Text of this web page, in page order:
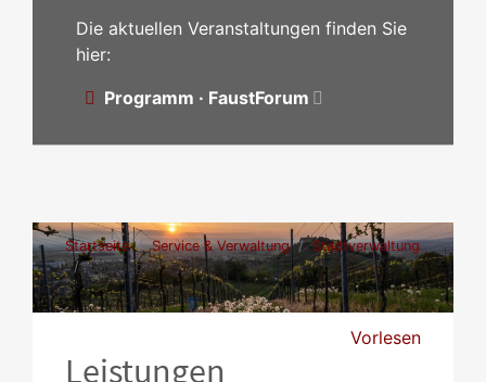
Die aktuellen Veranstaltungen finden Sie
hier:
Programm · FaustForum
Startseite Service & Verwaltung
Stadtverwaltung
Leistungen
Vorlesen
Leistungen